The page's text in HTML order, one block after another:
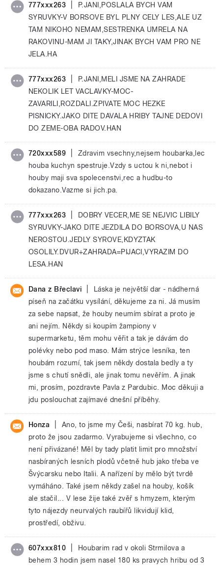
777xxx263
P.JANI,POSLALA BYCH VAM
SYRUVKY-V BORSOVE BYL PLNY CELY LES,ALE UZ
TAM NIKOHO NEMAM,SESTRENKA UMRELA NA
RAKOVINU-MAM JI TAKY,JINAK BYCH VAM PRO NE
JELA.HA
777xxx263
P.JANI,MELI JSME NA ZAHRADE
NEKOLIK LET VACLAVKY-MOC-
ZAVARILI,ROZDALI.ZPIVATE MOC HEZKE
PISNICKY.JAKO DITE DAVALA HRIBY TAJNE DEDOVI
DO ZEME-OBA RADOV.HAN
720xxx589
Zdravim vsechny,nejsem houbarka,lec
houba kuchyn spestruje.Vzdy s uctou k ni,nebot i
houby maji sva spolecenstvi,rec a hudbu-to
dokazano.Vazme si jich.pa.
777xxx263
DOBRY VECER,ME SE NEJVIC LIBILY
SYRUVKY-JAKO DITE JEZDILA DO BORSOVA,U NAS
NEROSTOU.JEDLY SYROVE,KDYZTAK
OSOLILY.DVUR+ZAHRADA=PIJACI,VYRAZIM DO
LESA.HAN
Dana z Břeclavi
Láska je největší dar - nádherná
píseň na začátku vysílání, děkujeme za ni. Já musím
za sebe napsat, že houby neumím sbírat a proto je
ani nejím. Někdy si koupím žampiony v
supermarketu, těm mohu věřit a tak je dávám do
polévky nebo pod maso. Mám strýce lesníka, ten
houbám rozumí, tak jsem někdy dostala bedly a ty
jsme s chutí snědli, ale jinak tomu nevěřím. A jinak
mi, prosím, pozdravte Pavla z Pardubic. Moc děkuji a
jdu poslouchat zajímavé dnešní příběhy.
Honza
Ano, to jsme my Češi, nasbírat 70 kg. hub,
proto že jsou zadarmo. Vyrabujeme si všechno, co
není přivázané! Měl by tady platit limit pro množství
nasbíraných lesních plodů včetně hub jako třeba ve
Švýcarsku nebo Italii. A nařízení by mělo být tvrdě
vymáháno. Také jsem někdy zašel na houby, košík
ale stačil... V lese žije také zvěř s hmyzem, kterým
tyto nájezdy neurvalých raubířů likvidují klid,
prostředí, obživu.
607xxx810
Houbarim rad v okoli Strmilova a
behem 3 hodin jsem nasel 180 ks pravych hribu od 3